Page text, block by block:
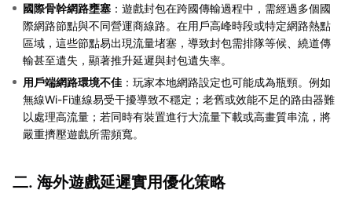
國際骨幹網路壅塞 ：遊戲封包在跨國傳輸過程中，需經過多個國
際網路節點與不同營運商線路。在用戶高峰時段或特定網路熱點
區域，這些節點易出現流量堵塞，導致封包需排隊等候、繞道傳
輸甚至遺失，顯著推升延遲與封包遺失率。
用戶端網路環境不佳 ：玩家本地網路設定也可能成為瓶頸。例如
無線Wi-Fi連線易受干擾導致不穩定；老舊或效能不足的路由器難
以處理高流量；若同時有裝置進行大流量下載或高畫質串流，將
嚴重擠壓遊戲所需頻寬。
二. 海外遊戲延遲實用優化策略